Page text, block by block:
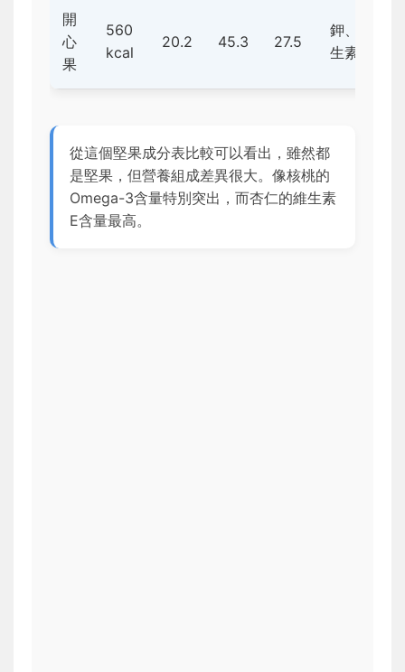
開
心
果
560
kcal
20.2 45.3 27.5
鉀、維
生素B6
從這個堅果成分表比較可以看出，雖然都
是堅果，但營養組成差異很大。像核桃的
Omega-3含量特別突出，而杏仁的維生素
E含量最高。